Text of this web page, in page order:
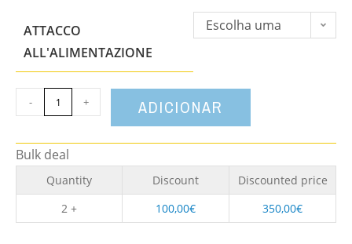
ATTACCO
ALL'ALIMENTAZIONE
Escolha uma
- + ADICIONAR
Bulk deal
Quantity Discount
Discounted price
2 +
100,00€ 350,00€